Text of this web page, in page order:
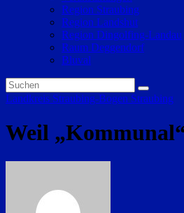
Region Straubing
Region Landshut
Region Dingolfing-Landau
Raum Deggendorf
Bluval
Landkreis Straubing-Bogen Straubing
Weil